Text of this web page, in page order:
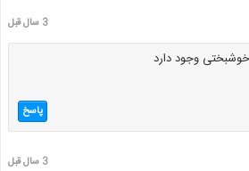
3 سال قبل
خوشبختی وجود دارد
پاسخ
3 سال قبل